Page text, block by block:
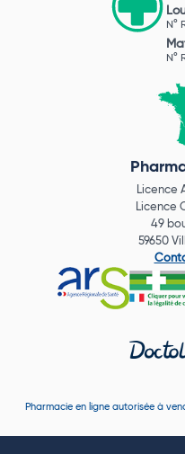
N°
N°
Licence
Licence
49
59650
Pharmacie en ligne autorisée à